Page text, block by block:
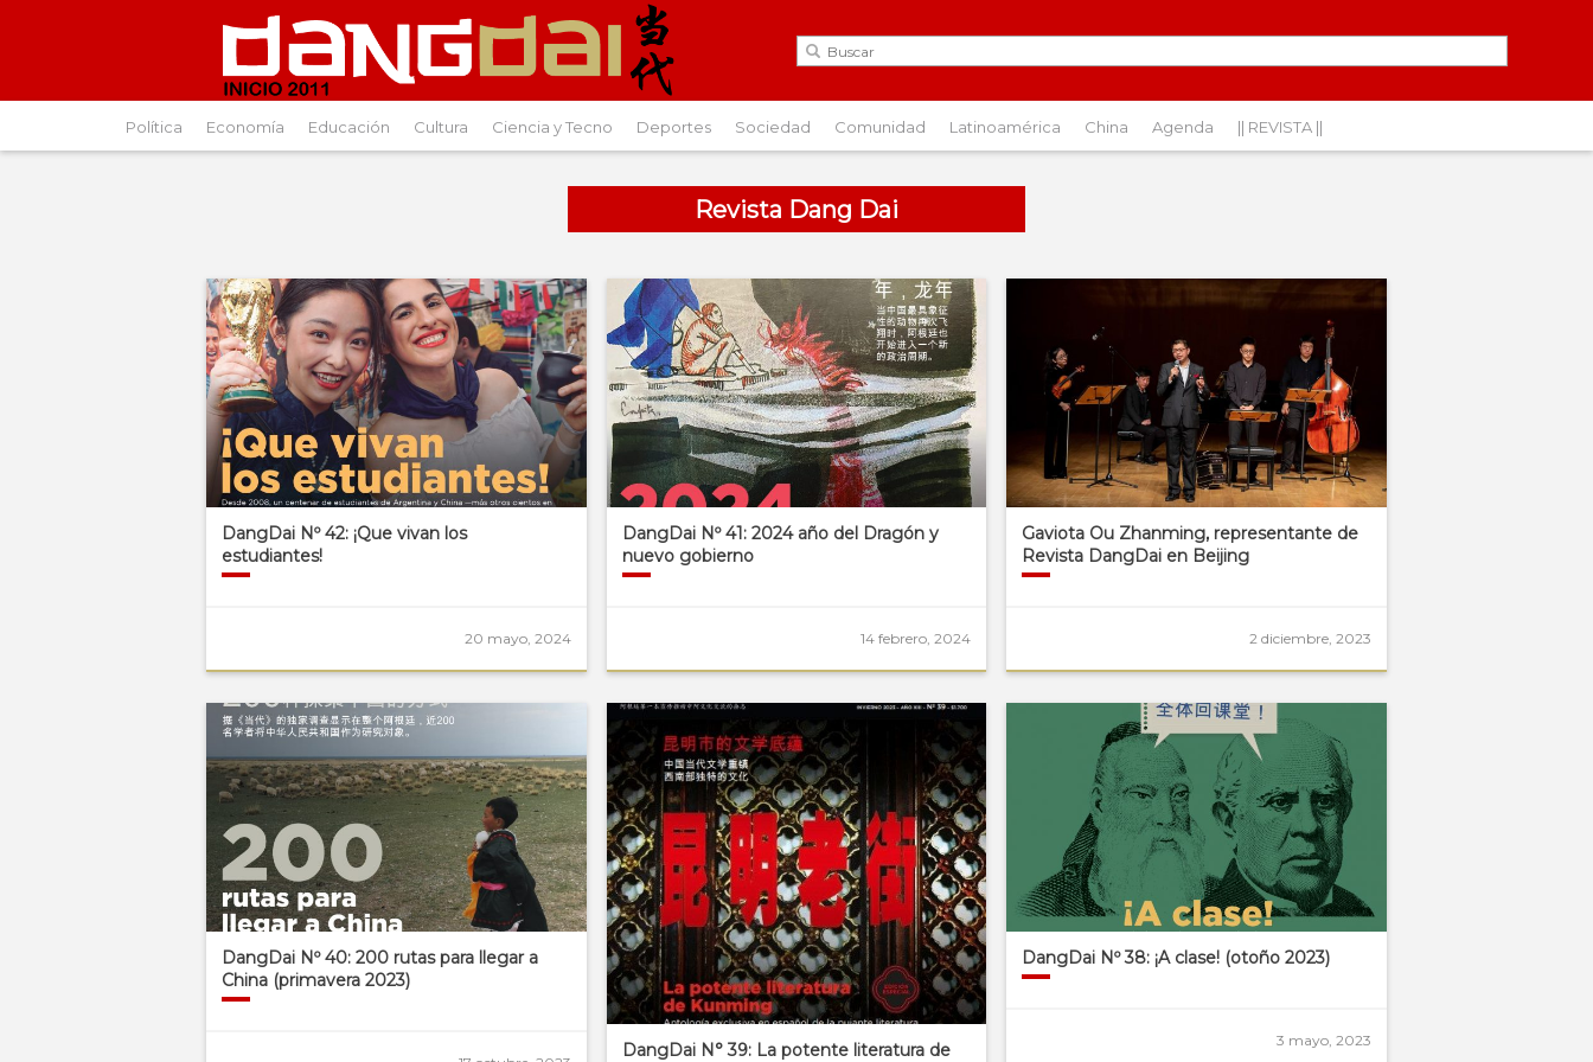
Política Economía Educación Cultura Ciencia y Tecno Deportes Sociedad Comunidad Latinoamérica China Agenda || REVISTA ||
Revista Dang Dai
DangDai Nº 42: ¡Que vivan los
estudiantes!
20 mayo, 2024
DangDai Nº 41: 2024 año del Dragón y
nuevo gobierno
14 febrero, 2024
Gaviota Ou Zhanming, representante de
Revista DangDai en Beijing
2 diciembre, 2023
DangDai Nº 40: 200 rutas para llegar a
China (primavera 2023)
DangDai N° 39: La potente literatura de
DangDai Nº 38: ¡A clase! (otoño 2023)
3 mayo, 2023